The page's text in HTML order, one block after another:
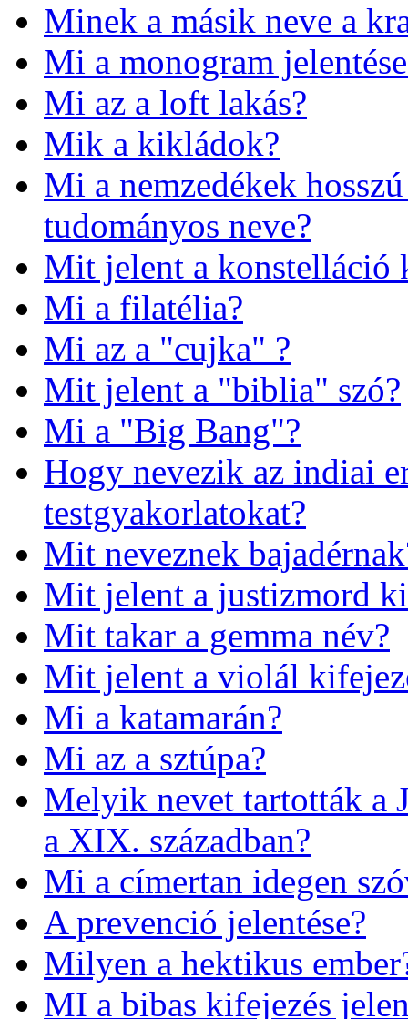
Minek a másik neve a
Mi a monogram
Mi az a loft lakás?
Mik a kikládok?
Mi a nemzedékek
tudományos neve?
Mit jelent a konstelláció
Mi a filatélia?
Mi az a "cujka" ?
Mit jelent a "biblia" szó?
Mi a "Big Bang"?
Hogy nevezik az indiai
testgyakorlatokat?
Mit neveznek
Mit jelent a justizmord
Mit takar a gemma név?
Mit jelent a violál
Mi a katamarán?
Mi az a sztúpa?
Melyik nevet tartották a
a XIX. században?
Mi a címertan idegen
A prevenció jelentése?
Milyen a hektikus
MI a bibas kifejezés